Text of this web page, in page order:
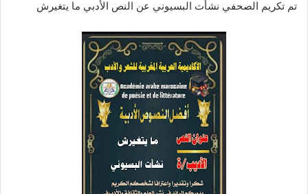
تم تكريم الصحفي نشأت البسيوني عن النص الأدبي ما يتغيرش